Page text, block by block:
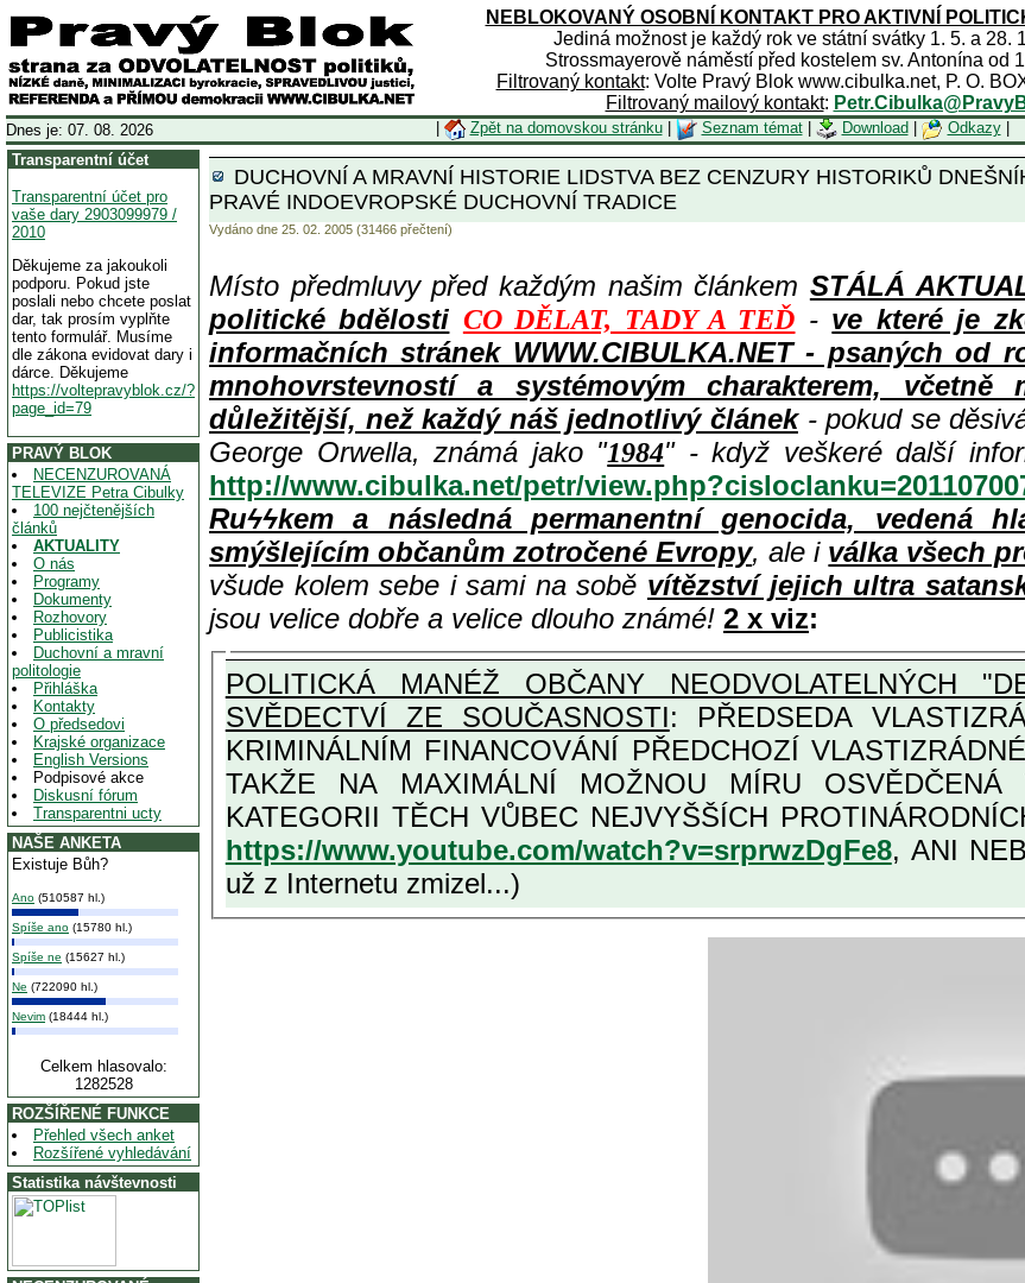
NEBLOKOVANÝ OSOBNÍ KONTAKT PRO AKTIVNÍ
Jediná možnost je každý rok ve státní svátky 1. 5. a 28.
Strossmayerově náměstí před kostelem sv. Antonína od
Filtrovaný kontakt: Volte Pravý Blok www.cibulka.net, P. O.
Filtrovaný mailový kontakt:
Dnes je: 07. 08. 2026 Zpět na domovskou stránku| Seznam témat| Download Odkazy|
Transparentní účet
Transparentní účet pro
vaše dary 2903099979 /
2010
Děkujeme za jakoukoli
podporu. Pokud jste
poslali nebo chcete poslat
dar, tak prosím vyplňte
tento formulář. Musíme
dle zákona evidovat dary i
dárce. Děkujeme
https://voltepravyblok.cz/?
page_id=79
PRAVÝ BLOK
NECENZUROVANÁ
TELEVIZE Petra Cibulky
100 nejčtenějších
článků
AKTUALITY
O nás
Programy
Dokumenty
Rozhovory
Publicistika
Duchovní a mravní
politologie
Přihláška
Kontakty
O předsedovi
Krajské organizace
English Versions
Podpisové akce
Diskusní fórum
Transparentni ucty
NAŠE ANKETA
Existuje Bůh?
Ano (510587 hl.)
Spíše ano (15780 hl.)
Spíše ne (15627 hl.)
Ne (722090 hl.)
Nevim (18444 hl.)
Celkem hlasovalo:
1282528
ROZŠÍŘENÉ FUNKCE
Přehled všech anket
Rozšířené vyhledávání
Statistika návštevnosti
DUCHOVNÍ A MRAVNÍ HISTORIE LIDSTVA BEZ CENZURY HISTORIKŮ
PRAVÉ INDOEVROPSKÉ DUCHOVNÍ TRADICE
Vydáno dne 25. 02. 2005 (31466 přečtení)
Místo předmluvy před každým našim článkem STÁLÁ
politické bdělosti CO DĚLAT, TADY A TEĎ - ve které je
informačních stránek WWW.CIBULKA.NET - psaných
mnohovrstevností a systémovým charakterem,
důležitější, než každý náš jednotlivý článek- pokud se
George Orwella, známá jako "1984" - když veškeré další
http://www.cibulka.net/petr/
Ruϟϟkem a následná permanentní genocida, vedená
smýšlejícím občanům zotročené Evropy, ale i válka všech
všude kolem sebe i sami na sobě vítězství jejich ultra
jsou velice dobře a velice dlouho známé! 2 x viz:
POLITICKÁ MANÉŽ OBČANY NEODVOLATELNÝCH
SVĚDECTVÍ ZE SOUČASNOSTI: PŘEDSEDA VLASTIZRÁDNÉ
KRIMINÁLNÍM FINANCOVÁNÍ PŘEDCHOZÍ
TAKŽE NA MAXIMÁLNÍ MOŽNOU MÍRU OSVĚDČENÁ VLASTIZRÁDNÁ ČESKÁ "AMNESTIE", URČENÁ PRO
KATEGORII TĚCH VŮBEC
https://www.youtube.com/watch?v=srprwzDgFe8, ANI
už z Internetu zmizel...)